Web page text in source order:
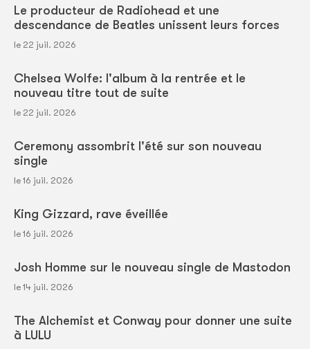
Le producteur de Radiohead et une
descendance de Beatles unissent leurs forces
le 22 juil. 2026
Chelsea Wolfe: l'album à la rentrée et le
nouveau titre tout de suite
le 22 juil. 2026
Ceremony assombrit l'été sur son nouveau
single
le 16 juil. 2026
King Gizzard, rave éveillée
le 16 juil. 2026
Josh Homme sur le nouveau single de Mastodon
le 14 juil. 2026
The Alchemist et Conway pour donner une suite
à LULU